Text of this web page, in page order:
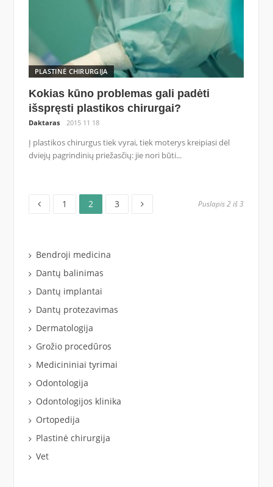
PLASTINĖ CHIRURGIJA
Kokias kūno problemas gali padėti
išspręsti plastikos chirurgai?
Daktaras 2015 11 18
Į plastikos chirurgus tiek vyrai, tiek moterys kreipiasi dėl
dviejų pagrindinių priežasčių: jie nori būti...
ĮrašųPuslapis
1 Puslapis
2 Puslapis
3 Puslapis 2 iš 3
Bendroji medicina
Dantų balinimas
Dantų implantai
Dantų protezavimas
Dermatologija
Grožio procedūros
Medicininiai tyrimai
Odontologija
Odontologijos klinika
Ortopedija
Plastinė chirurgija
Vet